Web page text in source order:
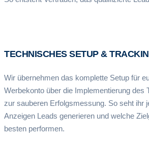
TECHNISCHES SETUP &
Wir übernehmen das komplette Setup für
Werbekonto über die Implementierung des
zur sauberen Erfolgsmessung. So seht ihr
Anzeigen Leads generieren und welche
besten performen.